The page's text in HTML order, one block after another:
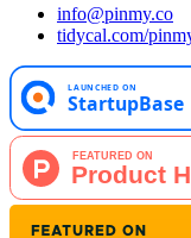
info@pinmy.co
tidycal.com/